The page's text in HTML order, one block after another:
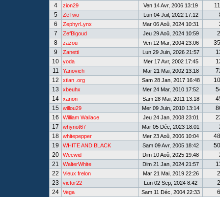
4
zion29 Ven 14 Avr, 2006 13:19
5
ZeTwo Lun 04 Juil, 2022 17:12
6
ZephyrLynx Mar 06 Aoû, 2024 10:31
7
ZefBigoud Jeu 29 Aoû, 2024 10:59
8
zazou Ven 12 Mar, 2004 23:06
9
Zanetti Lun 29 Juin, 2026 21:57
10
yoda Mer 17 Avr, 2002 17:45
11
Yanovich Mar 21 Mai, 2002 13:18
12
xtian .org Sam 28 Jan, 2017 16:48
13
xbeuhx Mer 24 Mar, 2010 17:52
14
xanon Sam 28 Mai, 2011 13:18
15
willou29 Mer 09 Juin, 2010 13:14
16
William Wallace Jeu 24 Jan, 2008 23:01
17
whynot67 Mar 05 Déc, 2023 18:01
18
whitepepper Mer 23 Aoû, 2006 10:04
19
WHITE AND BLACK Sam 09 Avr, 2005 18:42
20
Weewid Dim 10 Aoû, 2025 19:48
21
WalterWhite Dim 21 Jan, 2024 21:57
22
Vieux frelon Mar 21 Mai, 2019 22:26
23
victor22 Lun 02 Sep, 2024 8:42
24
Vega Sam 11 Déc, 2004 22:33